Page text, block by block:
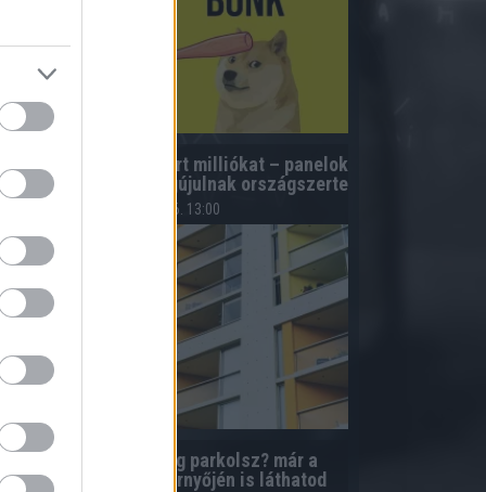
lakóközösség nyert milliókat – panelok
téglaépületek is megújulnak országszerte
2026.08.06. 13:00
Elfelejtetted, meddig parkolsz? már a
telefonod kezdőképernyőjén is láthatod